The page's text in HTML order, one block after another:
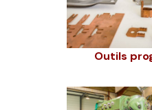
Outils